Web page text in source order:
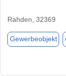
Rahden, 32369
Gewerbeobjekt